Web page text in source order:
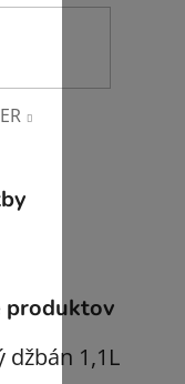
produktov
džbán 1,1L